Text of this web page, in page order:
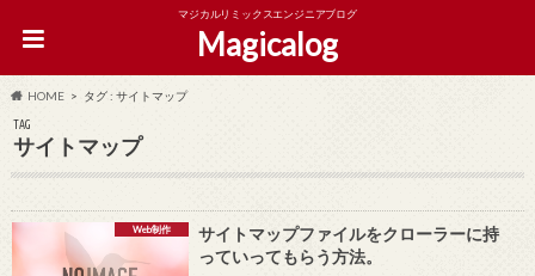
マジカルリミックスエンジニアブログ
Magicalog
HOME タグ : サイトマップ
TAG
サイトマップ
Web制作
サイトマップファイルをクローラーに持
っていってもらう方法。